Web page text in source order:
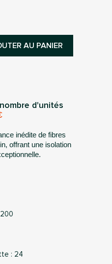
AU PANIER
d'unités
inédite de fibres
offrant une isolation
: 24